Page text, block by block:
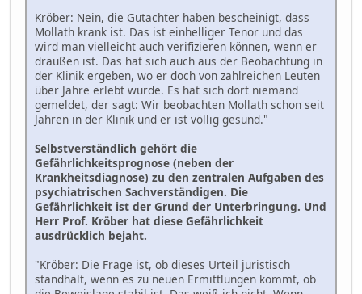
Kröber: Nein, die Gutachter haben bescheinigt, dass
Mollath krank ist. Das ist einhelliger Tenor und das
wird man vielleicht auch verifizieren können, wenn er
draußen ist. Das hat sich auch aus der Beobachtung in
der Klinik ergeben, wo er doch von zahlreichen Leuten
über Jahre erlebt wurde. Es hat sich dort niemand
gemeldet, der sagt: Wir beobachten Mollath schon seit
Jahren in der Klinik und er ist völlig gesund."
Selbstverständlich gehört die
Gefährlichkeitsprognose (neben der
Krankheitsdiagnose) zu den zentralen Aufgaben des
psychiatrischen Sachverständigen. Die
Gefährlichkeit ist der Grund der Unterbringung. Und
Herr Prof. Kröber hat diese Gefährlichkeit
ausdrücklich bejaht.
"Kröber: Die Frage ist, ob dieses Urteil juristisch
standhält, wenn es zu neuen Ermittlungen kommt, ob